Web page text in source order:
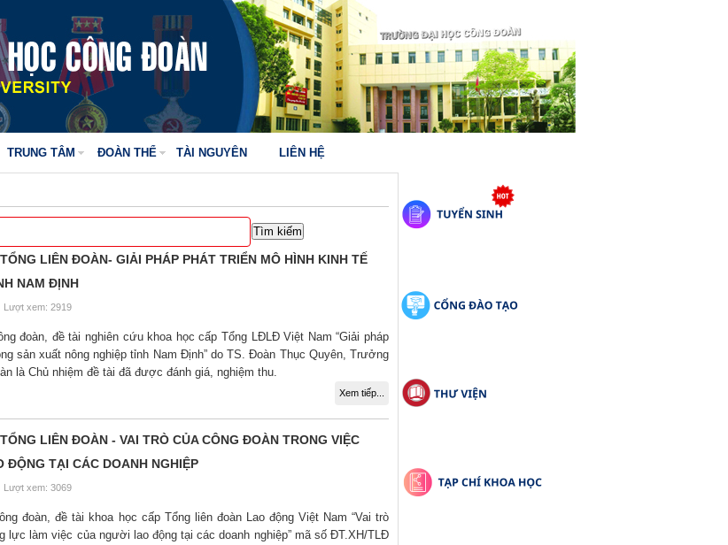
TRUNG TÂM ĐOÀN THỂ TÀI NGUYÊN LIÊN HỆ
LIÊN ĐOÀN- GIẢI PHÁP PHÁT TRIỂN MÔ HÌNH KINH TẾ
NAM ĐỊNH
xem: 2919
đoàn, đề tài nghiên cứu khoa học cấp Tổng LĐLĐ Việt Nam “Giải pháp
sản xuất nông nghiệp tỉnh Nam Định” do TS. Đoàn Thục Quyên, Trưởng
là Chủ nhiệm đề tài đã được đánh giá, nghiệm thu.
Xem tiếp...
LIÊN ĐOÀN - VAI TRÒ CỦA CÔNG ĐOÀN TRONG VIỆC
TẠI CÁC DOANH NGHIỆP
xem: 3069
đoàn, đề tài khoa học cấp Tổng liên đoàn Lao động Việt Nam “Vai trò
lực làm việc của người lao động tại các doanh nghiệp” mã số ĐT.XH/TLĐ